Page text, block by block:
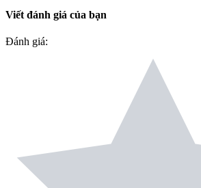
Viết đánh giá của bạn
Đánh giá: